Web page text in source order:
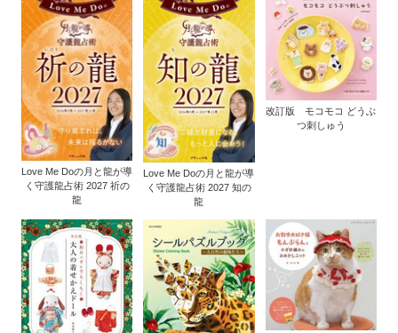
Love Me Doの月と龍が導
く守護龍占術 2027 祈の
龍
Love Me Doの月と龍が導
く守護龍占術 2027 知の
龍
改訂版 モコモコ どうぶ
つ刺しゅう